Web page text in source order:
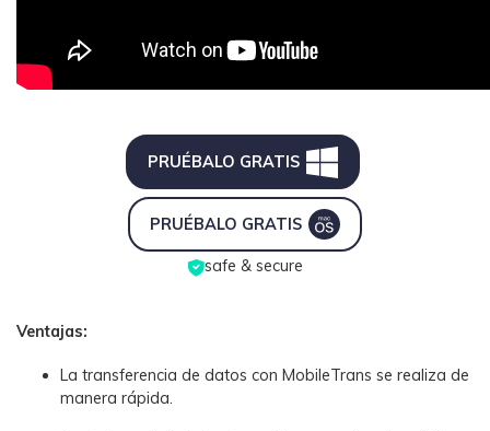
PRUÉBALO GRATIS
PRUÉBALO GRATIS
safe & secure
Ventajas:
La transferencia de datos con MobileTrans se realiza de
manera rápida.